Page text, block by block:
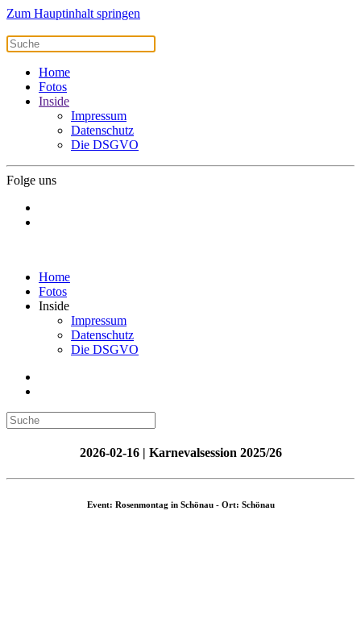
Zum Hauptinhalt springen
Home
Fotos
Inside
Impressum
Datenschutz
Die DSGVO
Folge uns
Home
Fotos
Inside
Impressum
Datenschutz
Die DSGVO
2026-02-16 | Karnevalsession 2025/26
Event: Rosenmontag in Schönau - Ort: Schönau